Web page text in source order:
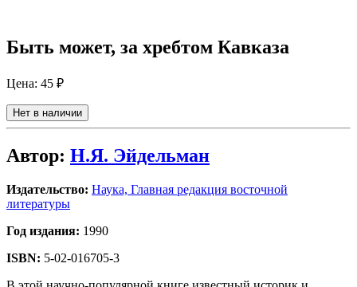
Быть может, за хребтом Кавказа
Цена: 45 ₽
Нет в наличии
Автор: Н.Я. Эйдельман
Издательство: Наука, Главная редакция восточной
литературы
Год издания: 1990
ISBN: 5-02-016705-3